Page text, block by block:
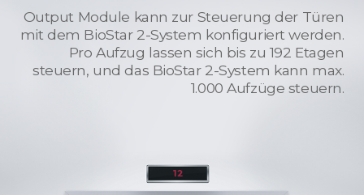
Output Module kann zur Steuerung der Türen
mit dem BioStar 2-System konfiguriert werden.
Pro Aufzug lassen sich bis zu 192 Etagen
steuern, und das BioStar 2-System kann max.
1.000 Aufzüge steuern.